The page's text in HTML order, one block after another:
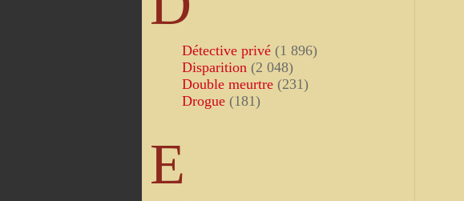
Détective privé (1 896)
Disparition (2 048)
Double meurtre (231)
Drogue (181)
E